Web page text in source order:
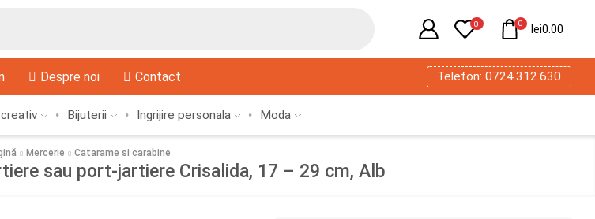
0 0 lei0.00
Despre noi Contact Telefon: 0724.312.630
Bijuterii Ingrijire personala Moda
Mercerie Catarame si carabine
sau port-jartiere Crisalida, 17 – 29 cm, Alb